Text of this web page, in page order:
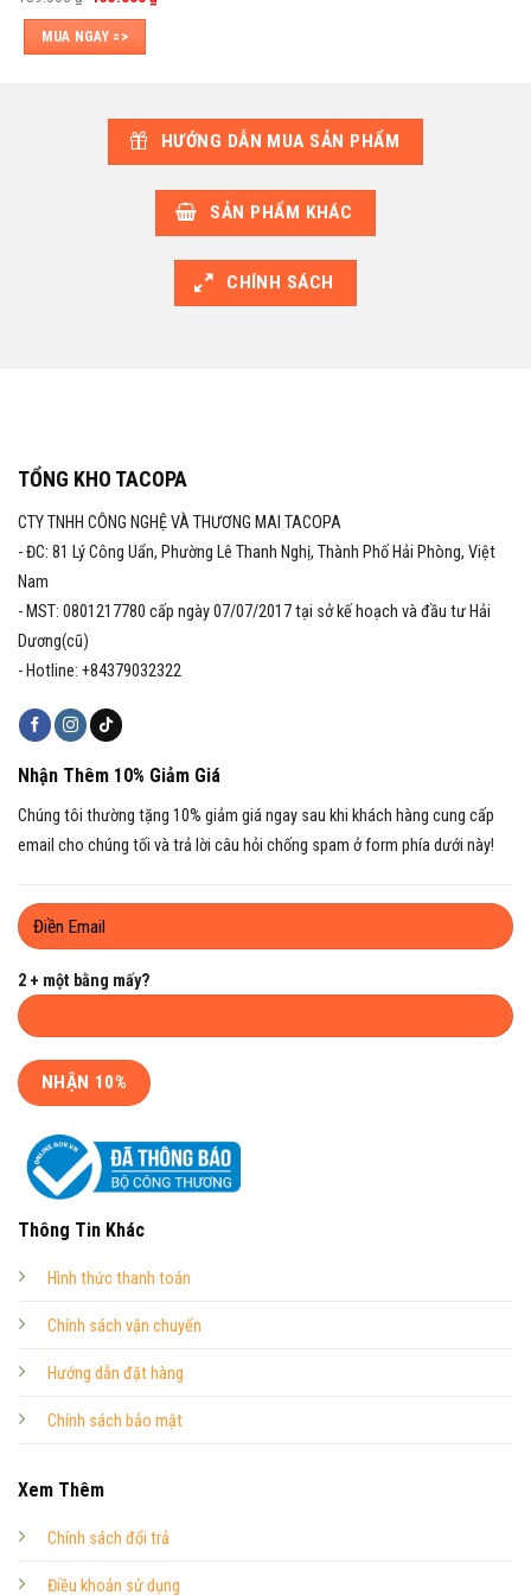
hạng5.00
5 sao
là:
139.000 ₫.
hiện
MUA NGAY =>
HƯỚNG DẪN MUA SẢN PHẨM
SẢN PHẨM KHÁC
CHÍNH SÁCH
TỔNG KHO TACOPA
CTY TNHH CÔNG NGHỆ VÀ THƯƠNG MAI TACOPA
- ĐC: 81 Lý Công Uẩn, Phường Lê Thanh Nghị, Thành Phố Hải Phòng, Việt
Nam
- MST: 0801217780 cấp ngày 07/07/2017 tại sở kế hoạch và đầu tư Hải
Dương(cũ)
- Hotline: +84379032322
Thông Tin Khác
Hình thức thanh toán
Chính sách vận chuyển
Hướng dẫn đặt hàng
Chính sách bảo mật
Xem Thêm
Chính sách đổi trả
Điều khoản sử dụng
Nhận Thêm 10% Giảm Giá
Chúng tôi thường tặng 10% giảm giá ngay sau khi khách hàng cung cấp
email cho chúng tối và trả lời câu hỏi chống spam ở form phía dưới này!
2 + một bằng mấy?